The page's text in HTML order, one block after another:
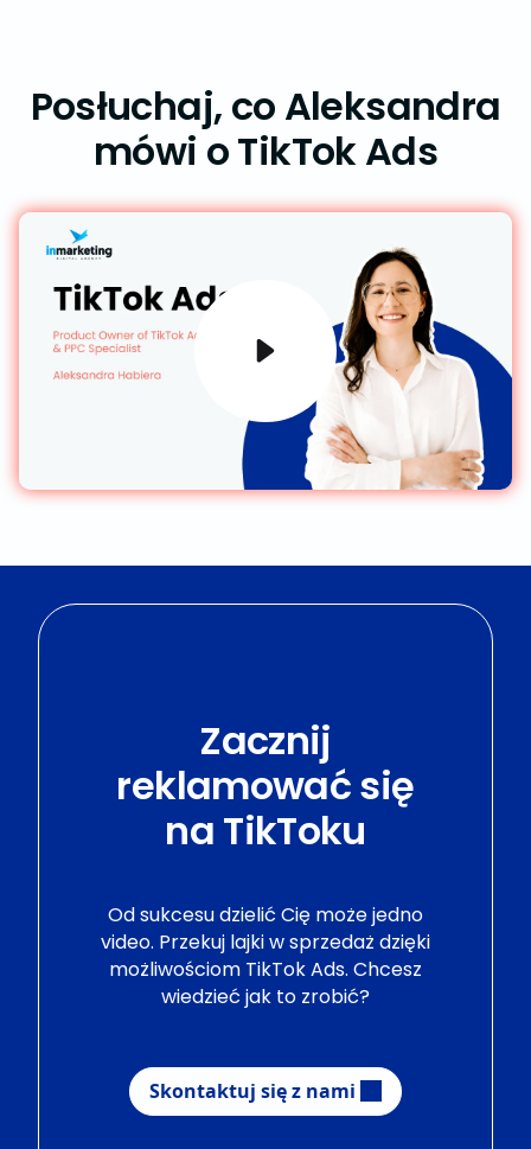
Posłuchaj, co Aleksandra
mówi o TikTok Ads
Zacznij
reklamować się
na TikToku
Od sukcesu dzielić Cię może jedno
video. Przekuj lajki w sprzedaż dzięki
możliwościom TikTok Ads. Chcesz
wiedzieć jak to zrobić?
Skontaktuj się z nami